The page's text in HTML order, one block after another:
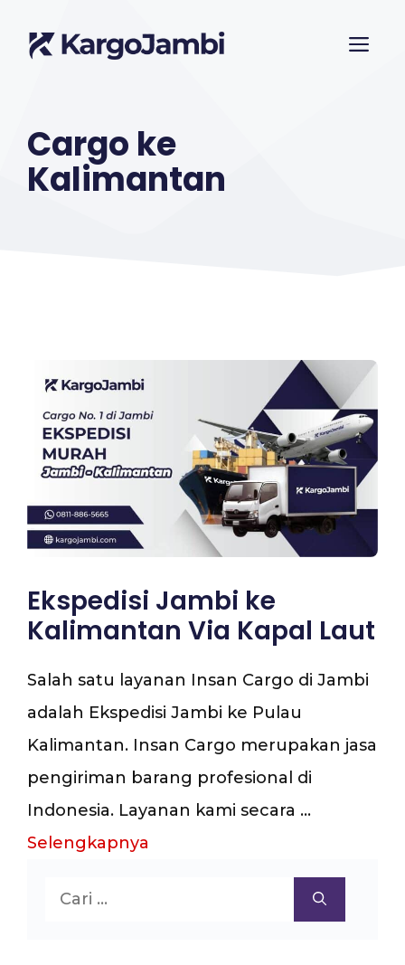
Cargo ke
Kalimantan
Ekspedisi Jambi ke
Kalimantan Via Kapal Laut
Salah satu layanan Insan Cargo di Jambi
adalah Ekspedisi Jambi ke Pulau
Kalimantan. Insan Cargo merupakan jasa
pengiriman barang profesional di
Indonesia. Layanan kami secara …
Selengkapnya
Cari